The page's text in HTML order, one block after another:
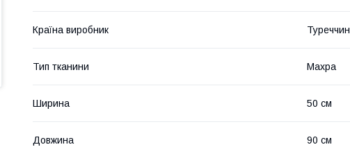
Країна виробник
Тип тканини Махра
Ширина 50 см
Довжина 90 см